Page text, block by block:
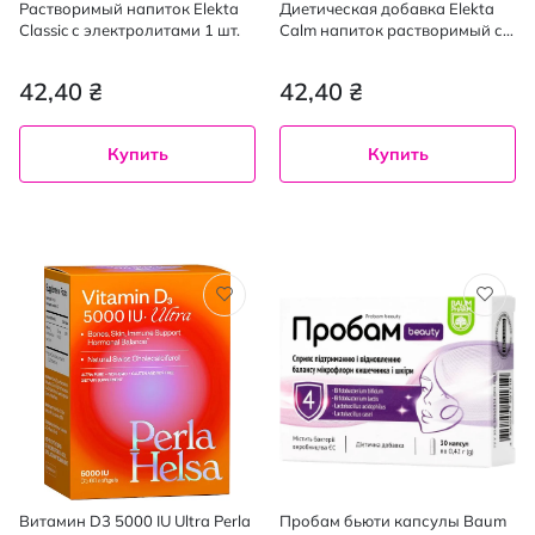
Растворимый напиток Elekta
Classic с электролитами 1 шт.
42,40 ₴
Купить
Диетическая добавка Elekta
Calm напиток растворимый с
42,40 ₴
Купить
Витамин D3 5000 IU Ultra Perla
Пробам бьюти капсулы Baum